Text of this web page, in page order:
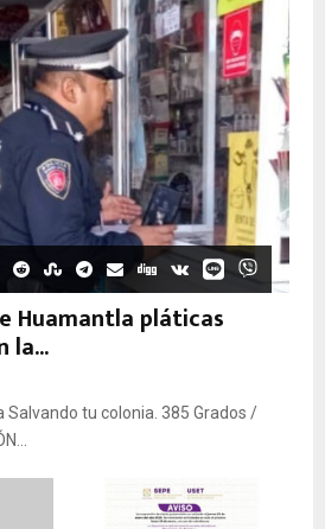
Huamantla pláticas
la...
tu colonia. 385 Grados /